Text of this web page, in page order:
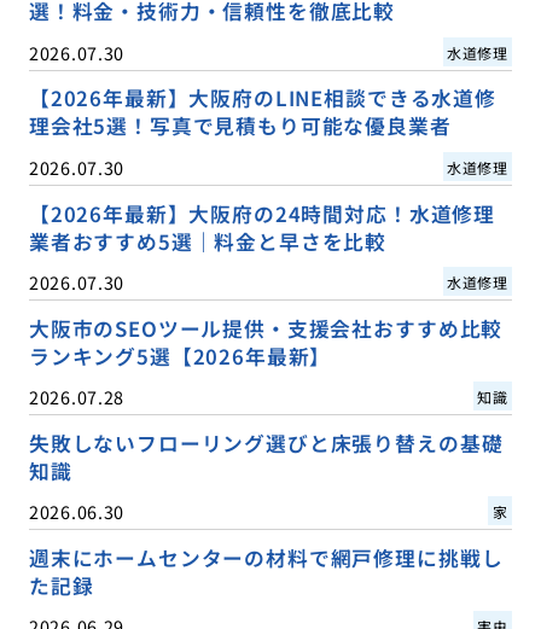
選！料金・技術力・信頼性を徹底比較
2026.07.30 水道修理
【2026年最新】大阪府のLINE相談できる水道修
理会社5選！写真で見積もり可能な優良業者
2026.07.30 水道修理
【2026年最新】大阪府の24時間対応！水道修理
業者おすすめ5選｜料金と早さを比較
2026.07.30 水道修理
大阪市のSEOツール提供・支援会社おすすめ比較
ランキング5選【2026年最新】
2026.07.28 知識
失敗しないフローリング選びと床張り替えの基礎
知識
2026.06.30 家
週末にホームセンターの材料で網戸修理に挑戦し
た記録